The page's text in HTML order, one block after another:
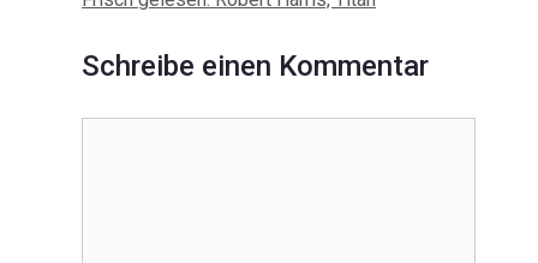
Schreibe einen Kommentar